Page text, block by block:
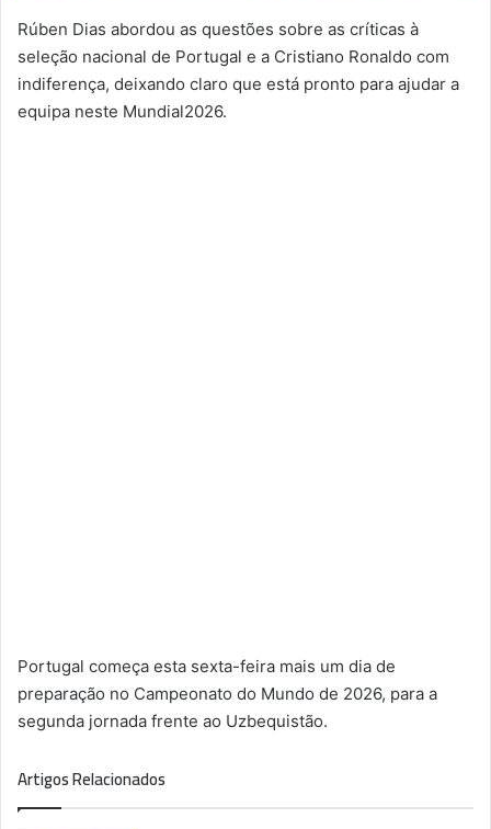
Rúben Dias abordou as questões sobre as críticas à
seleção nacional de Portugal e a Cristiano Ronaldo com
indiferença, deixando claro que está pronto para ajudar a
equipa neste Mundial2026.
Portugal começa esta sexta-feira mais um dia de
preparação no Campeonato do Mundo de 2026, para a
segunda jornada frente ao Uzbequistão.
Artigos Relacionados